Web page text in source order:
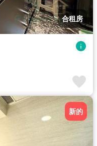
合租房
新的